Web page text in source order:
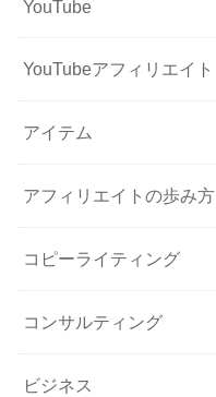
YouTube
YouTubeアフィリエイト
アイテム
アフィリエイトの歩み方
コピーライティング
コンサルティング
ビジネス